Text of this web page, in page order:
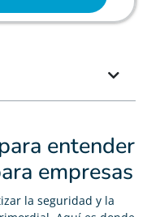
entender
empresas
la seguridad y la